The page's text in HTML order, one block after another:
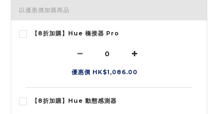
以優惠價加購商品
【8折加購】Hue 橋接器 Pro
優惠價 HK$1,086.00
【8折加購】Hue 動態感測器